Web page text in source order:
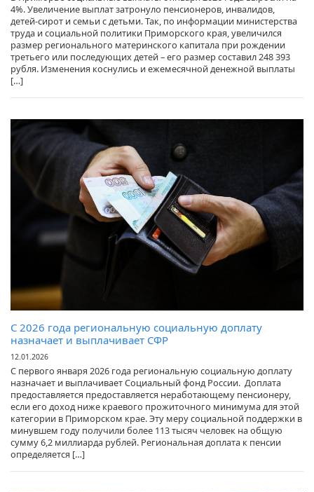
4%. Увеличение выплат затронуло пенсионеров, инвалидов,
детей-сирот и семьи с детьми. Так, по информации министерства
труда и социальной политики Приморского края, увеличился
размер регионального материнского капитала при рождении
третьего или последующих детей – его размер составил 248 393
рубля. Изменения коснулись и ежемесячной денежной выплаты
[…]
С 2026 года региональную социальную доплату
назначает и выплачивает СФР
12.01.2026
С первого января 2026 года региональную социальную доплату
назначает и выплачивает Социальный фонд России. Доплата
предоставляется предоставляется неработающему пенсионеру,
если его доход ниже краевого прожиточного минимума для этой
категории в Приморском крае. Эту меру социальной поддержки в
минувшем году получили более 113 тысяч человек на общую
сумму 6,2 миллиарда рублей. Региональная доплата к пенсии
определяется […]